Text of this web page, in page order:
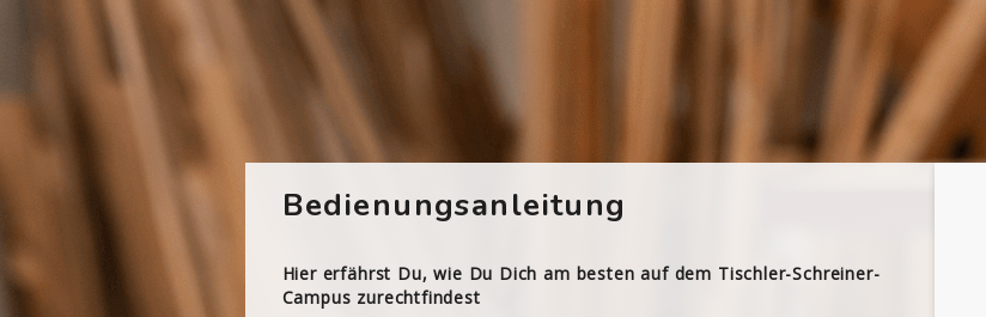
Bedienungsanleitung
Hier erfährst Du, wie Du Dich am besten auf dem Tischler-Schreiner-
Campus zurechtfindest